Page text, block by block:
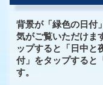
背景が「緑色の日付
気がご覧いただけま
ップすると「日中と
付」をタップすると
す。